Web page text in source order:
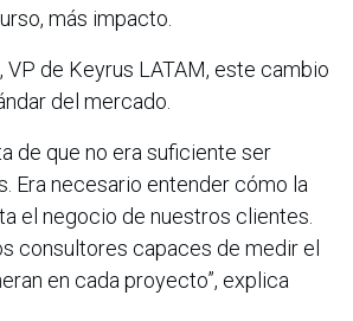
más impacto.
VP de Keyrus LATAM, este cambio
del mercado.
de que no era suficiente ser
Era necesario entender cómo la
el negocio de nuestros clientes.
consultores capaces de medir el
en cada proyecto”, explica